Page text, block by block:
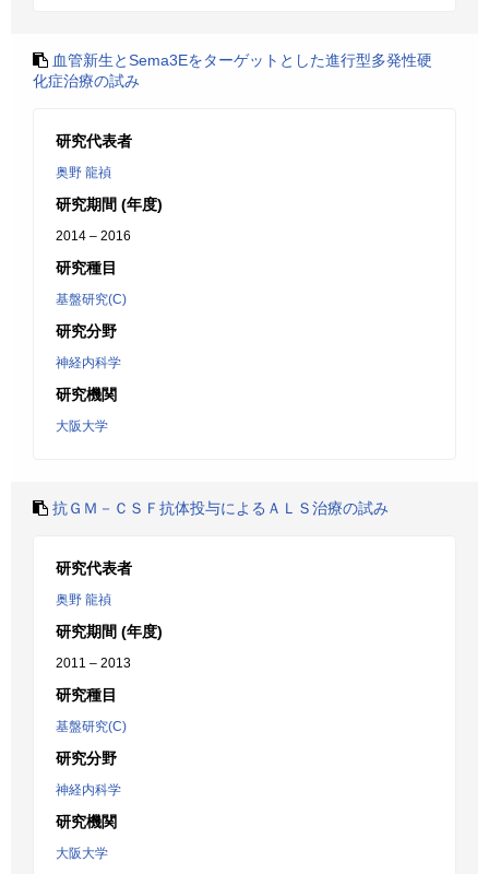
血管新生とSema3Eをターゲットとした進行型多発性硬
化症治療の試み
研究代表者
奥野 龍禎
研究期間 (年度)
2014 – 2016
研究種目
基盤研究(C)
研究分野
神経内科学
研究機関
大阪大学
抗ＧＭ－ＣＳＦ抗体投与によるＡＬＳ治療の試み
研究代表者
奥野 龍禎
研究期間 (年度)
2011 – 2013
研究種目
基盤研究(C)
研究分野
神経内科学
研究機関
大阪大学